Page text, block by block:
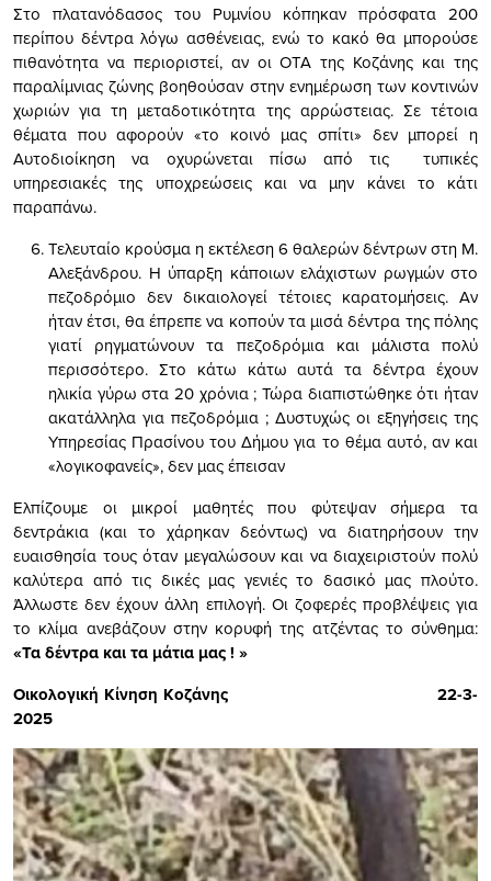
Στο πλατανόδασος του Ρυμνίου κόπηκαν πρόσφατα 200
περίπου δέντρα λόγω ασθένειας, ενώ το κακό θα μπορούσε
πιθανότητα να περιοριστεί, αν οι ΟΤΑ της Κοζάνης και της
παραλίμνιας ζώνης βοηθούσαν στην ενημέρωση των κοντινών
χωριών για τη μεταδοτικότητα της αρρώστειας. Σε τέτοια
θέματα που αφορούν «το κοινό μας σπίτι» δεν μπορεί η
Αυτοδιοίκηση να οχυρώνεται πίσω από τις τυπικές
υπηρεσιακές της υποχρεώσεις και να μην κάνει το κάτι
παραπάνω.
Τελευταίο κρούσμα η εκτέλεση 6 θαλερών δέντρων στη Μ.
Αλεξάνδρου. Η ύπαρξη κάποιων ελάχιστων ρωγμών στο
πεζοδρόμιο δεν δικαιολογεί τέτοιες καρατομήσεις. Αν
ήταν έτσι, θα έπρεπε να κοπούν τα μισά δέντρα της πόλης
γιατί ρηγματώνουν τα πεζοδρόμια και μάλιστα πολύ
περισσότερο. Στο κάτω κάτω αυτά τα δέντρα έχουν
ηλικία γύρω στα 20 χρόνια ; Τώρα διαπιστώθηκε ότι ήταν
ακατάλληλα για πεζοδρόμια ; Δυστυχώς οι εξηγήσεις της
Υπηρεσίας Πρασίνου του Δήμου για το θέμα αυτό, αν και
«λογικοφανείς», δεν μας έπεισαν
Ελπίζουμε οι μικροί μαθητές που φύτεψαν σήμερα τα
δεντράκια (και το χάρηκαν δεόντως) να διατηρήσουν την
ευαισθησία τους όταν μεγαλώσουν και να διαχειριστούν πολύ
καλύτερα από τις δικές μας γενιές το δασικό μας πλούτο.
Άλλωστε δεν έχουν άλλη επιλογή. Οι ζοφερές προβλέψεις για
το κλίμα ανεβάζουν στην κορυφή της ατζέντας το σύνθημα:
«Τα δέντρα και τα μάτια μας ! »
Οικολογική Κίνηση Κοζάνης 22-3-
2025